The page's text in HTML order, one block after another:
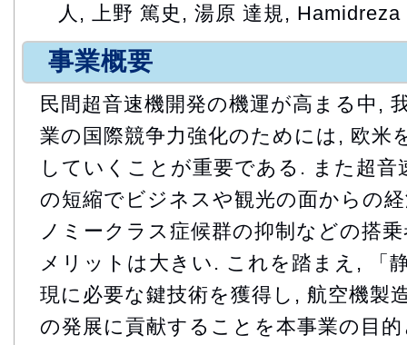
人, 上野 篤史, 湯原 達規,
事業概要
民間超音速機開発の機運が高まる中,
業の国際競争力強化のためには, 欧米
していくことが重要である. また超音
の短縮でビジネスや観光の面からの
ノミークラス症候群の抑制などの搭
メリットは大きい. これを踏まえ, 「
現に必要な鍵技術を獲得し, 航空機製
の発展に貢献することを本事業の目